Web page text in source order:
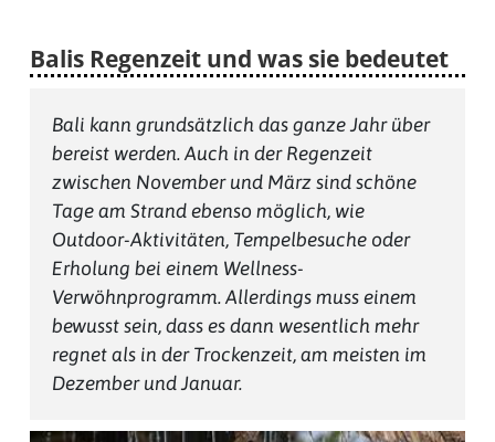
Balis Regenzeit und was sie bedeutet
Bali kann grundsätzlich das ganze Jahr über
bereist werden. Auch in der Regenzeit
zwischen November und März sind schöne
Tage am Strand ebenso möglich, wie
Outdoor-Aktivitäten, Tempelbesuche oder
Erholung bei einem Wellness-
Verwöhnprogramm. Allerdings muss einem
bewusst sein, dass es dann wesentlich mehr
regnet als in der Trockenzeit, am meisten im
Dezember und Januar.